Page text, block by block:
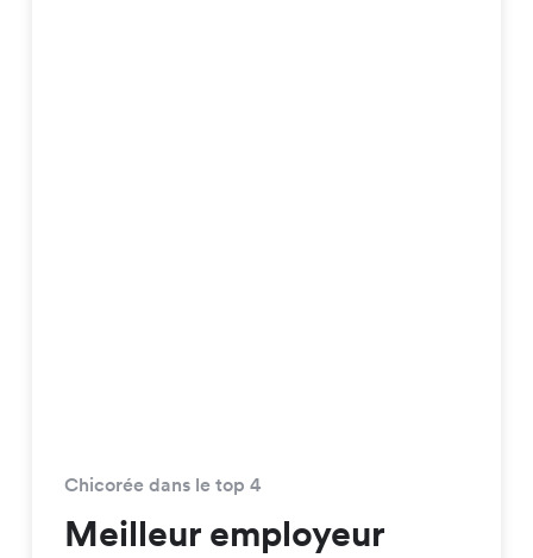
Chicorée dans le top 4
Meilleur employeur